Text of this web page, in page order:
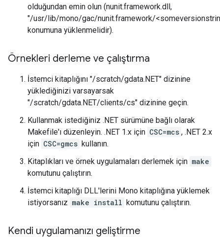
olduğundan emin olun (nunit.framework.dll,
"/usr/lib/mono/gac/nunit.framework/
konumuna yüklenmelidir).
Örnekleri derleme ve çalıştırma
İstemci kitaplığını "/scratch/gdata.NET" dizinine
yüklediğinizi varsayarsak
"/scratch/gdata.NET/clients/cs" dizinine geçin.
Kullanmak istediğiniz .NET sürümüne bağlı olarak
Makefile'ı düzenleyin. .NET 1.x için CSC=mcs , .NET 2.x
için CSC=gmcs kullanın.
Kitaplıkları ve örnek uygulamaları derlemek için make
komutunu çalıştırın.
İstemci kitaplığı DLL'lerini Mono kitaplığına yüklemek
istiyorsanız make install komutunu çalıştırın.
Kendi uygulamanızı geliştirme